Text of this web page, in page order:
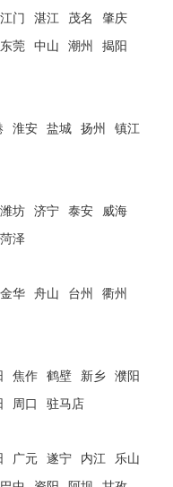
江门 湛江 茂名 肇庆
东莞 中山 潮州 揭阳
淮安 盐城 扬州 镇江
潍坊 济宁 泰安 威海
菏泽
金华 舟山 台州 衢州
焦作 鹤壁 新乡 濮阳
周口 驻马店
广元 遂宁 内江 乐山